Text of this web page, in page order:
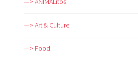
—> Art & Culture
—> Food